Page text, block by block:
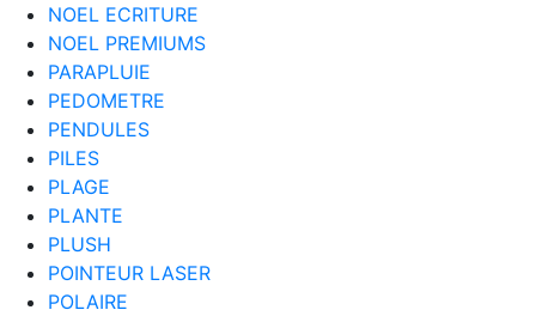
NOEL ECRITURE
NOEL PREMIUMS
PARAPLUIE
PEDOMETRE
PENDULES
PILES
PLAGE
PLANTE
PLUSH
POINTEUR LASER
POLAIRE